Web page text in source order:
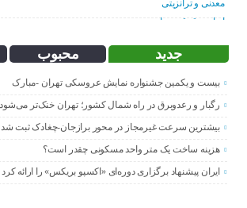
جدید محبوب
بیست و یکمین جشنواره نمایش عروسکی تهران -مبارک
رگبار و رعدوبرق در راه شمال کشور؛ تهران خنک‌تر می‌شود
بیشترین سرعت غیرمجاز در محور برازجان-چغادک ثبت شد
هزینه ساخت یک متر واحد مسکونی چقدر است؟
ایران پیشنهاد برگزاری دوره‌ای «اکسپو بریکس» را ارائه کرد